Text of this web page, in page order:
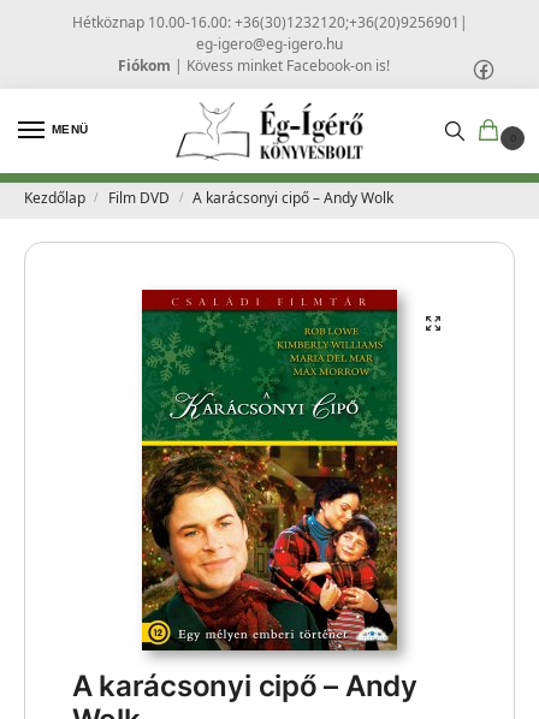
Hétköznap 10.00-16.00: +36(30)1232120;+36(20)9256901 |
eg-igero@eg-igero.hu
Fiókom | Kövess minket Facebook-on is!
MENÜ
0
Kezdőlap / Film DVD / A karácsonyi cipő – Andy Wolk
A karácsonyi cipő – Andy